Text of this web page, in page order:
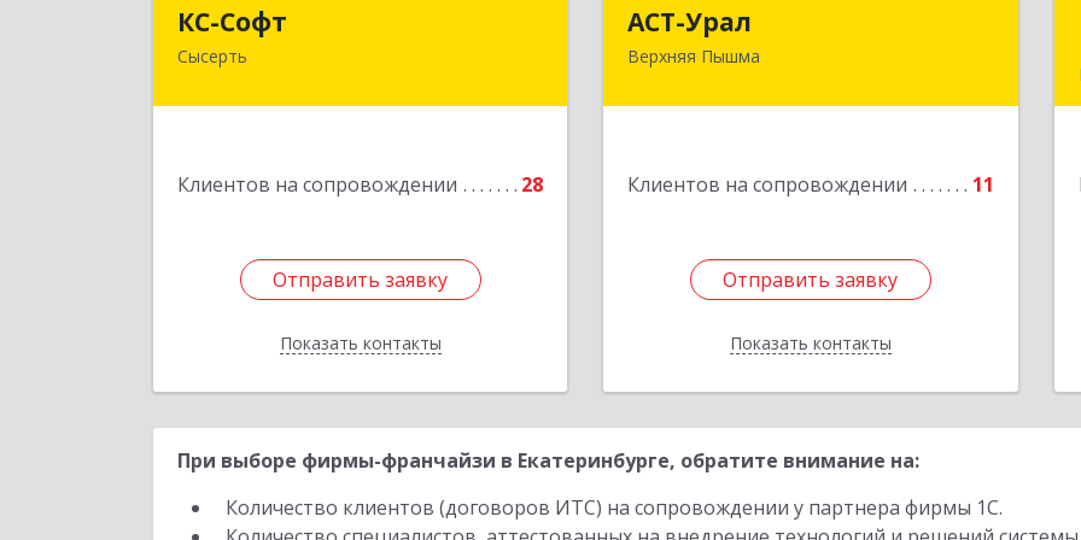
КС-Софт
Сысерть
Клиентов на сопровождении 28
Отправить заявку
Показать контакты
Подробнее
Отправить заявку
Назад
АСТ-Урал
Верхняя Пышма
Клиентов на сопровождении 11
Отправить заявку
Показать контакты
624090, Свердловская обл, Верхняя
Подробнее
Отправить заявку
Назад
При выборе фирмы-франчайзи в Екатеринбурге, обратите внимание на:
Количество клиентов (договоров ИТС) на сопровождении у партнера фирмы 1С.